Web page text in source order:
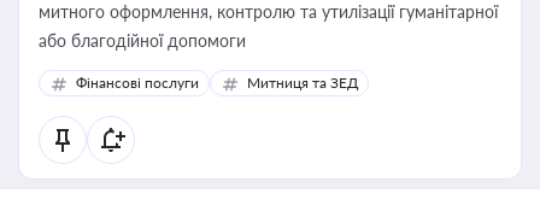
митного оформлення, контролю та утилізації гуманітарної
або благодійної допомоги
Фінансові послуги Митниця та ЗЕД